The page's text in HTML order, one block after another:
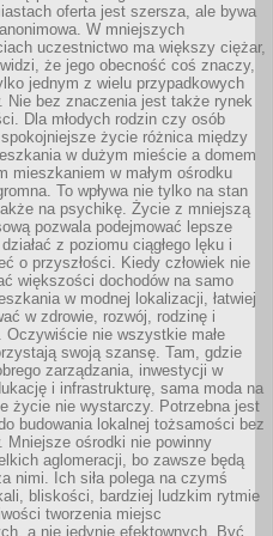
oferta jest szersza, ale bywa
W mniejszych
uczestnictwo ma większy ciężar,
widzi, że jego obecność coś znaczy,
jednym z wielu przypadkowych
Nie bez znaczenia jest także rynek
Dla młodych rodzin czy osób
życie różnica między
w dużym mieście a domem
mieszkaniem w małym ośrodku
To wpływa nie tylko na stan
na psychikę. Życie z mniejszą
pozwala podejmować lepsze
z poziomu ciągłego lęku i
o przyszłości. Kiedy człowiek nie
większości dochodów na samo
w modnej lokalizacji, łatwiej
w zdrowie, rozwój, rodzinę i
Oczywiście nie wszystkie małe
swoją szansę. Tam, gdzie
zarządzania, inwestycji w
i infrastrukturę, sama moda na
życie nie wystarczy. Potrzebna jest
budowania lokalnej tożsamości bez
Mniejsze ośrodki nie powinny
aglomeracji, bo zawsze będą
nimi. Ich siła polega na czymś
bliskości, bardziej ludzkim rytmie
tworzenia miejsc
a nie jedynie efektownych. Być